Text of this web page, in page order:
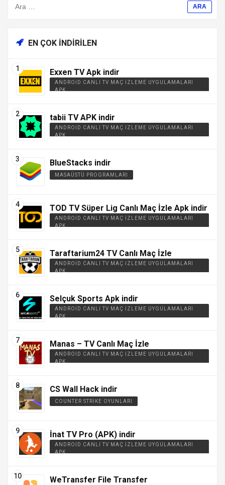
EN ÇOK İNDIRILEN
Exxen TV Apk indir
ANDROID CANLI TV MAÇ İZLEME UYGULAMALARI
APK
tabii TV APK indir
ANDROID CANLI TV MAÇ İZLEME UYGULAMALARI
APK
BlueStacks indir
MASAÜSTÜ PROGRAMLARI
TOD TV Süper Lig Canlı Maç İzle Apk indir
ANDROID CANLI TV MAÇ İZLEME UYGULAMALARI
APK
Taraftarium24 TV Canlı Maç İzle
ANDROID CANLI TV MAÇ İZLEME UYGULAMALARI
APK
Selçuk Sports Apk indir
ANDROID CANLI TV MAÇ İZLEME UYGULAMALARI
APK
Manas – TV Canlı Maç İzle
ANDROID CANLI TV MAÇ İZLEME UYGULAMALARI
APK
CS Wall Hack indir
COUNTER STRIKE OYUNLARI
İnat TV Pro (APK) indir
ANDROID CANLI TV MAÇ İZLEME UYGULAMALARI
APK
WeTransfer File Transfer